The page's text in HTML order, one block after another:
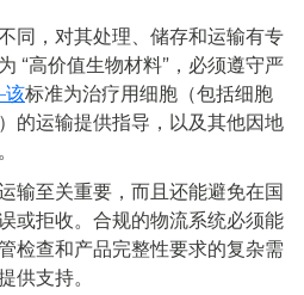
同，对其处理、储存和运输有专
“高价值生物材料”，必须遵守严
该标准为治疗用细胞（包括细胞
的运输提供指导，以及其他因地
输至关重要，而且还能避免在国
或拒收。合规的物流系统必须能
检查和产品完整性要求的复杂需
供支持。